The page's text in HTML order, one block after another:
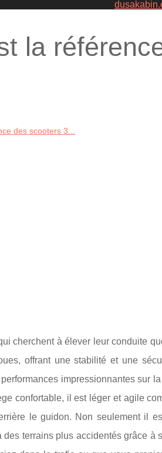
la
des scooters 3...
cherchent à élever leur conduite
offrant une stabilité et une
impressionnantes sur
confortable, il est léger et agile
le guidon. Non seulement il
terrains plus accidentés grâce à